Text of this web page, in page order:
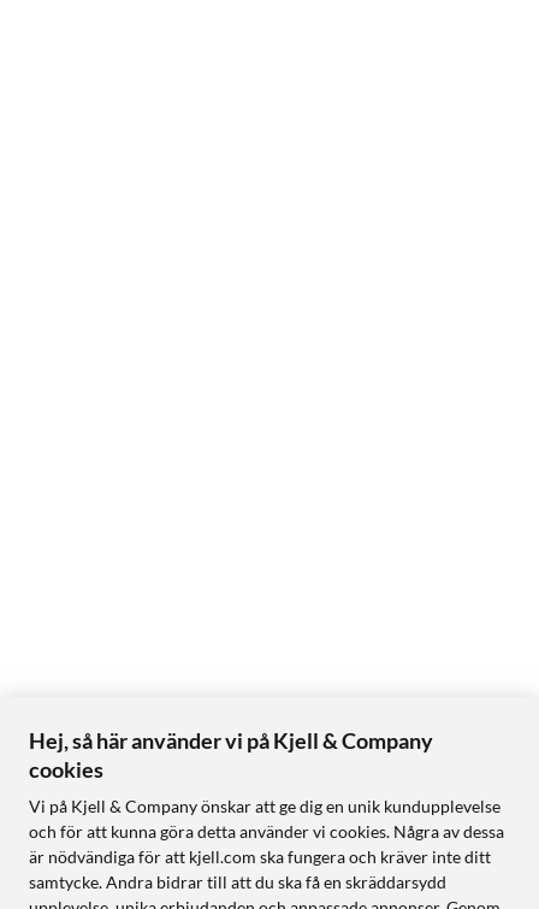
Hej, så här använder vi på Kjell & Company
cookies
Vi på Kjell & Company önskar att ge dig en unik kundupplevelse
och för att kunna göra detta använder vi cookies. Några av dessa
är nödvändiga för att kjell.com ska fungera och kräver inte ditt
samtycke. Andra bidrar till att du ska få en skräddarsydd